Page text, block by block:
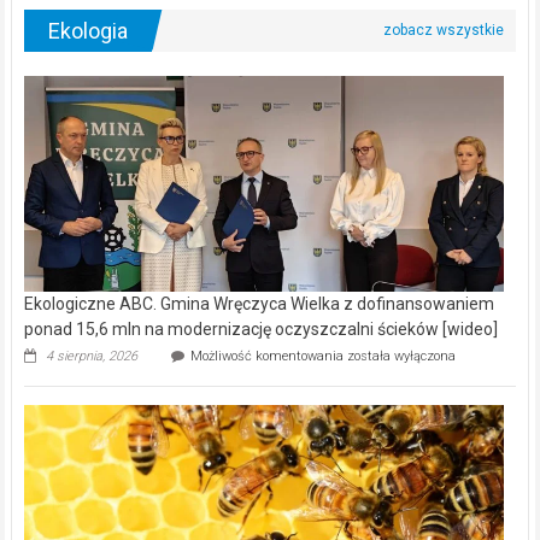
Ekologia
Ekologiczne ABC. Gmina Wręczyca Wielka z dofinansowaniem
ponad 15,6 mln na modernizację oczyszczalni ścieków [wideo]
4 sierpnia, 2026 Możliwość komentowania Ekologiczne
Wręczyca
Wielka
z
dofinansowaniem
ponad
15,6
mln
została wyłączona